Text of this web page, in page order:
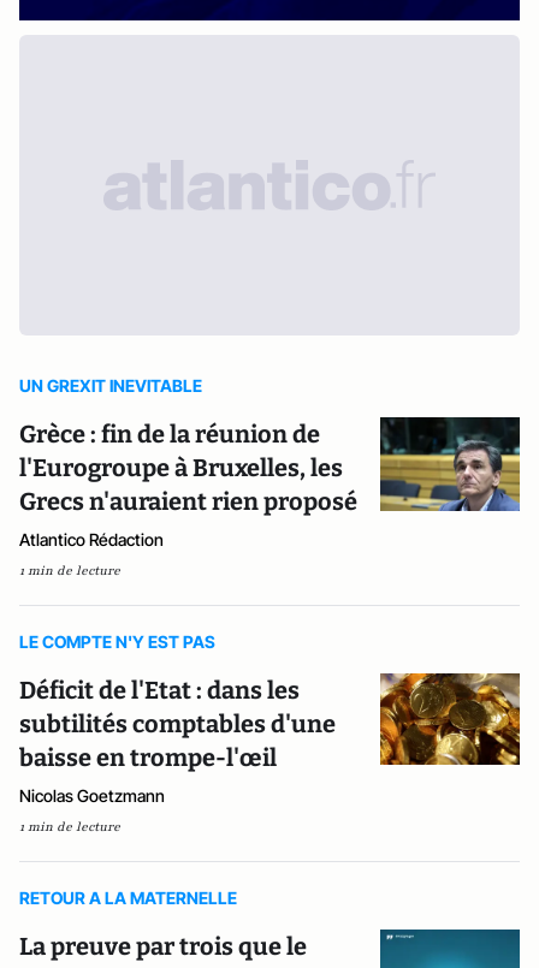
UN GREXIT INEVITABLE
Grèce : fin de la réunion de
l'Eurogroupe à Bruxelles, les
Grecs n'auraient rien proposé
Atlantico Rédaction
1 min de lecture
LE COMPTE N'Y EST PAS
Déficit de l'Etat : dans les
subtilités comptables d'une
baisse en trompe-l'œil
Nicolas Goetzmann
1 min de lecture
RETOUR A LA MATERNELLE
La preuve par trois que le